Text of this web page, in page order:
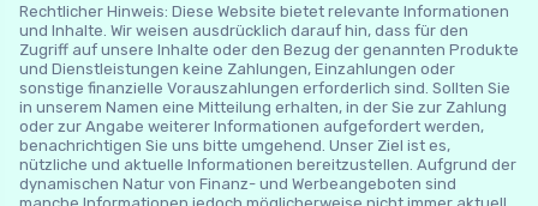
Rechtlicher Hinweis: Diese Website bietet relevante Informationen
und Inhalte. Wir weisen ausdrücklich darauf hin, dass für den
Zugriff auf unsere Inhalte oder den Bezug der genannten Produkte
und Dienstleistungen keine Zahlungen, Einzahlungen oder
sonstige finanzielle Vorauszahlungen erforderlich sind. Sollten Sie
in unserem Namen eine Mitteilung erhalten, in der Sie zur Zahlung
oder zur Angabe weiterer Informationen aufgefordert werden,
benachrichtigen Sie uns bitte umgehend. Unser Ziel ist es,
nützliche und aktuelle Informationen bereitzustellen. Aufgrund der
dynamischen Natur von Finanz- und Werbeangeboten sind